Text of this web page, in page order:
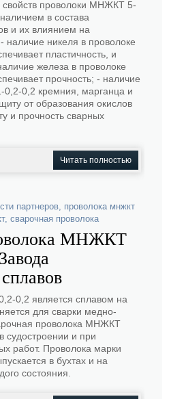
свойств проволоки МНЖКТ 5-
в состава
и их влиянием на
наличие никеля в проволоке
пластичность, и
железа в проволоке
прочность; - наличие
0,2 кремния, марганца и
от образования окислов
и прочность сварных
Читать полностью
партнеров, проволока мнжкт
, сварочная проволока
МНЖКТ
0,2 является сплавом на
для сварки медно-
проволока МНЖКТ
судостроении и при
работ. Проволока марки
в бухтах и на
состояния.